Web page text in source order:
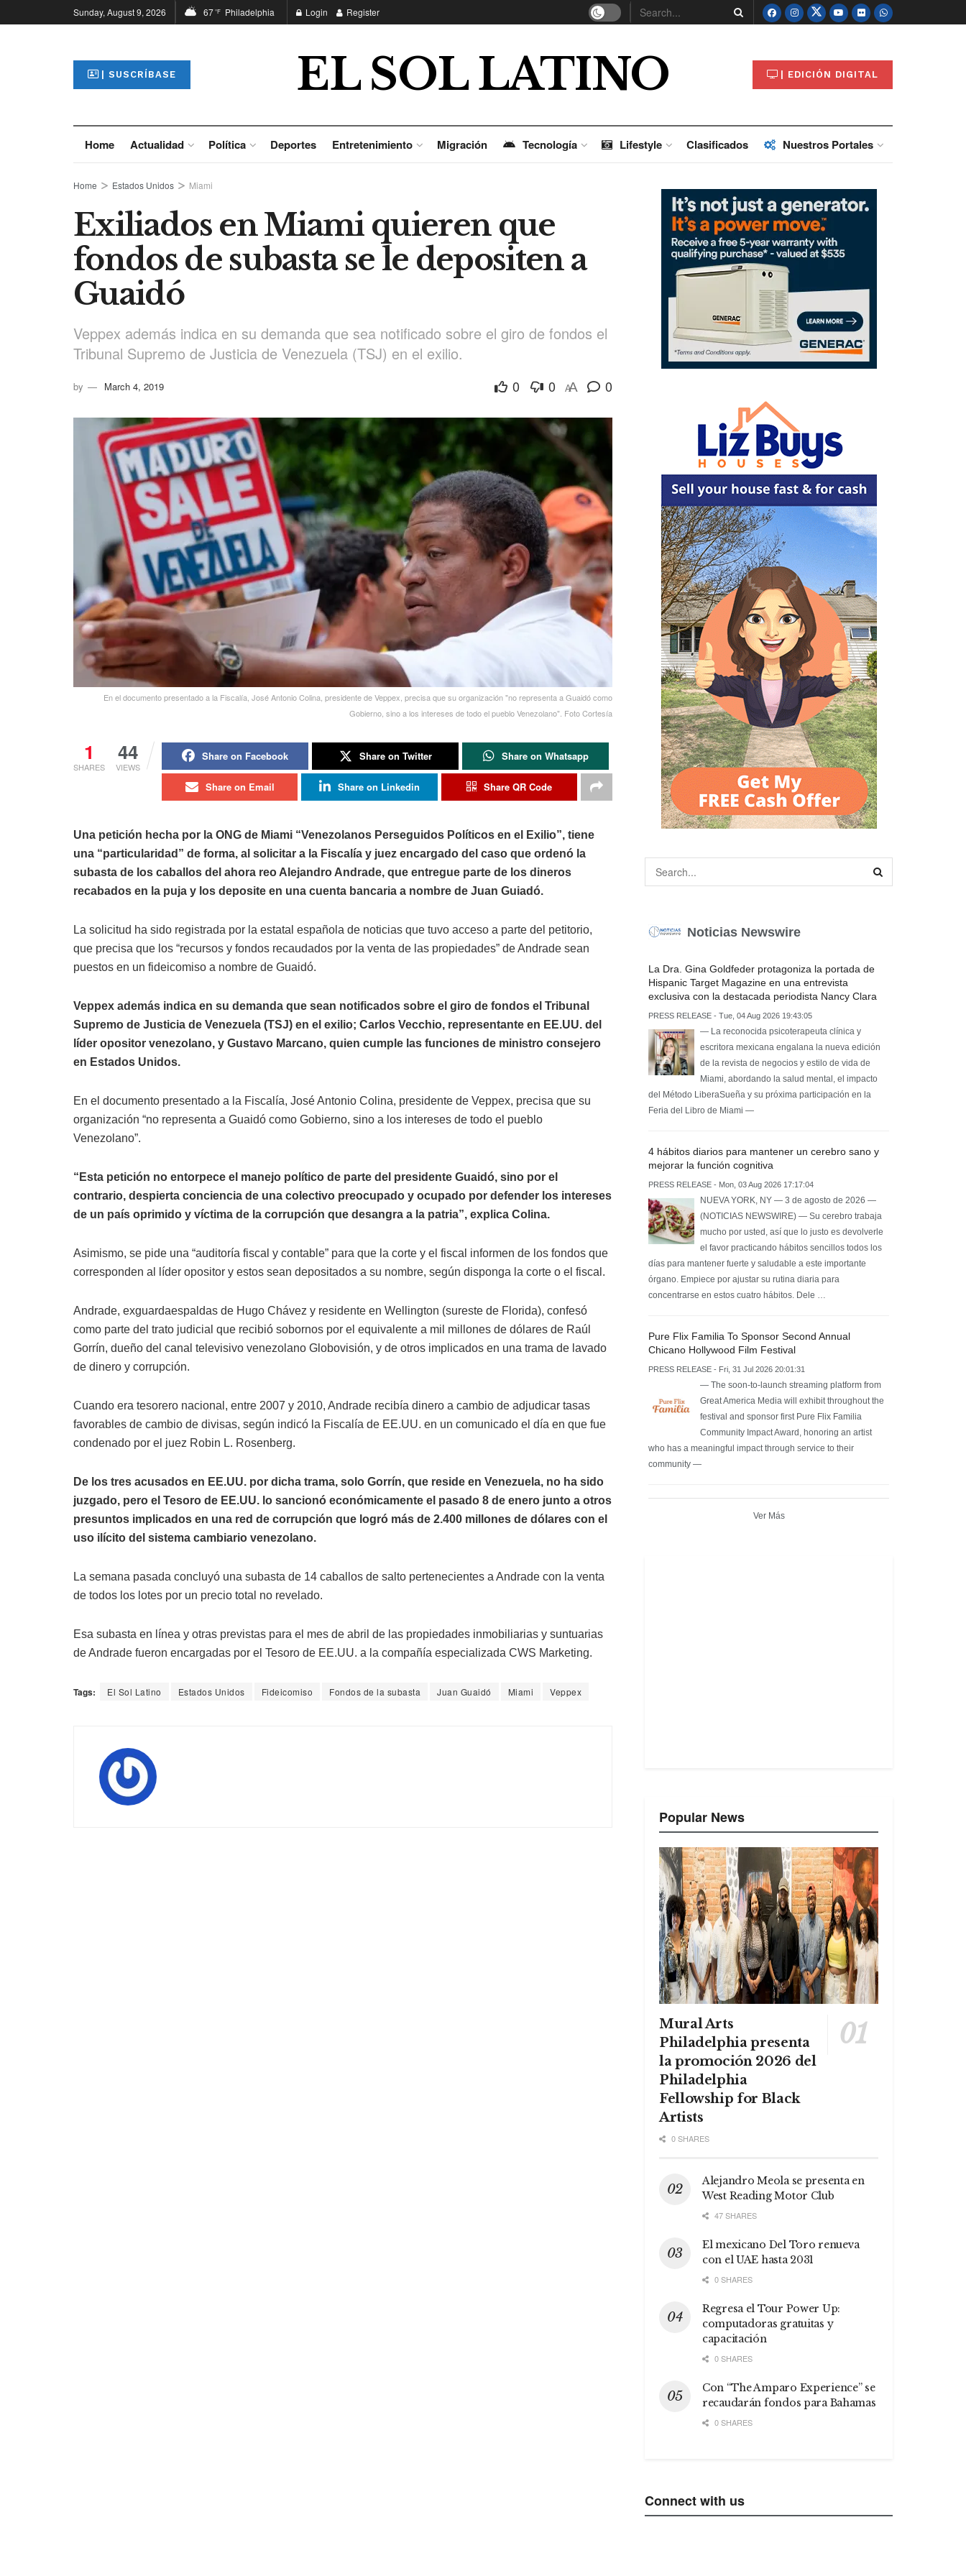
Sunday, August 9, 2026 67°F Philadelphia Login Register
| SUSCRÍBASE EL SOL LATINO | EDICIÓN DIGITAL
Home Actualidad Política Deportes Entretenimiento Migración Tecnología Lifestyle Clasificados Nuestros Portales
Home Estados Unidos Miami
Exiliados en Miami quieren que
fondos de subasta se le depositen a
Guaidó
Veppex además indica en su demanda que sea notificado sobre el giro de fondos el
Tribunal Supremo de Justicia de Venezuela (TSJ) en el exilio.
by March 4, 2019 0 0 AA 0
En el documento presentado a la Fiscalía, José Antonio Colina, presidente de Veppex, precisa que su organización "no representa a Guaidó como
Gobierno, sino a los intereses de todo el pueblo Venezolano". Foto Cortesía
1
SHARES
44
VIEWS
Share on Facebook Share on Twitter Share on Whatsapp
Share on Email Share on Linkedin Share QR Code
Una petición hecha por la ONG de Miami “Venezolanos Perseguidos Políticos en el Exilio”, tiene
una “particularidad” de forma, al solicitar a la Fiscalía y juez encargado del caso que ordenó la
subasta de los caballos del ahora reo Alejandro Andrade, que entregue parte de los dineros
recabados en la puja y los deposite en una cuenta bancaria a nombre de Juan Guiadó.
La solicitud ha sido registrada por la estatal española de noticias que tuvo acceso a parte del petitorio,
que precisa que los “recursos y fondos recaudados por la venta de las propiedades” de Andrade sean
puestos en un fideicomiso a nombre de Guaidó.
Veppex además indica en su demanda que sean notificados sobre el giro de fondos el Tribunal
Supremo de Justicia de Venezuela (TSJ) en el exilio; Carlos Vecchio, representante en EE.UU. del
líder opositor venezolano, y Gustavo Marcano, quien cumple las funciones de ministro consejero
en Estados Unidos.
En el documento presentado a la Fiscalía, José Antonio Colina, presidente de Veppex, precisa que su
organización “no representa a Guaidó como Gobierno, sino a los intereses de todo el pueblo
Venezolano”.
“Esta petición no entorpece el manejo político de parte del presidente Guaidó, sino por el
contrario, despierta conciencia de una colectivo preocupado y ocupado por defender los intereses
de un país oprimido y víctima de la corrupción que desangra a la patria”, explica Colina.
Asimismo, se pide una “auditoría fiscal y contable” para que la corte y el fiscal informen de los fondos que
corresponden al líder opositor y estos sean depositados a su nombre, según disponga la corte o el fiscal.
Andrade, exguardaespaldas de Hugo Chávez y residente en Wellington (sureste de Florida), confesó
como parte del trato judicial que recibió sobornos por el equivalente a mil millones de dólares de Raúl
Gorrín, dueño del canal televisivo venezolano Globovisión, y de otros implicados en una trama de lavado
de dinero y corrupción.
Cuando era tesorero nacional, entre 2007 y 2010, Andrade recibía dinero a cambio de adjudicar tasas
favorables de cambio de divisas, según indicó la Fiscalía de EE.UU. en un comunicado el día en que fue
condenado por el juez Robin L. Rosenberg.
De los tres acusados en EE.UU. por dicha trama, solo Gorrín, que reside en Venezuela, no ha sido
juzgado, pero el Tesoro de EE.UU. lo sancionó económicamente el pasado 8 de enero junto a otros
presuntos implicados en una red de corrupción que logró más de 2.400 millones de dólares con el
uso ilícito del sistema cambiario venezolano.
La semana pasada concluyó una subasta de 14 caballos de salto pertenecientes a Andrade con la venta
de todos los lotes por un precio total no revelado.
Esa subasta en línea y otras previstas para el mes de abril de las propiedades inmobiliarias y suntuarias
de Andrade fueron encargadas por el Tesoro de EE.UU. a la compañía especializada CWS Marketing.
Tags: El Sol Latino Estados Unidos Fideicomiso Fondos de la subasta Juan Guaidó Miami Veppex
Noticias Newswire
La Dra. Gina Goldfeder protagoniza la portada de
Hispanic Target Magazine en una entrevista
exclusiva con la destacada periodista Nancy Clara
PRESS RELEASE - Tue, 04 Aug 2026 19:43:05
— La reconocida psicoterapeuta clínica y
escritora mexicana engalana la nueva edición
de la revista de negocios y estilo de vida de
Miami, abordando la salud mental, el impacto
del Método LiberaSueña y su próxima participación en la
Feria del Libro de Miami —
4 hábitos diarios para mantener un cerebro sano y
mejorar la función cognitiva
PRESS RELEASE - Mon, 03 Aug 2026 17:17:04
NUEVA YORK, NY — 3 de agosto de 2026 —
(NOTICIAS NEWSWIRE) — Su cerebro trabaja
mucho por usted, así que lo justo es devolverle
el favor practicando hábitos sencillos todos los
días para mantener fuerte y saludable a este importante
órgano. Empiece por ajustar su rutina diaria para
concentrarse en estos cuatro hábitos. Dele …
Pure Flix Familia To Sponsor Second Annual
Chicano Hollywood Film Festival
PRESS RELEASE - Fri, 31 Jul 2026 20:01:31
— The soon-to-launch streaming platform from
Great America Media will exhibit throughout the
festival and sponsor first Pure Flix Familia
Community Impact Award, honoring an artist
who has a meaningful impact through service to their
community —
Ver Más
Popular News
Mural Arts
Philadelphia presenta
la promoción 2026 del
Philadelphia
Fellowship for Black
Artists
0 SHARES
Alejandro Meola se presenta en
West Reading Motor Club
47 SHARES
El mexicano Del Toro renueva
con el UAE hasta 2031
0 SHARES
Regresa el Tour Power Up:
computadoras gratuitas y
capacitación
0 SHARES
Con “The Amparo Experience” se
recaudarán fondos para Bahamas
0 SHARES
Connect with us